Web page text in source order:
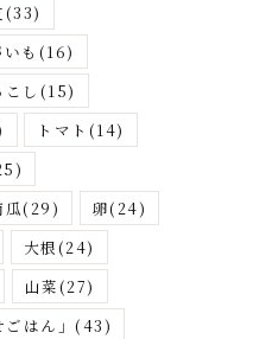
(33)
も (16)
し (15)
トマト (14)
瓜(29) 卵(24)
大根(24)
山菜(27)
はん」 (43)